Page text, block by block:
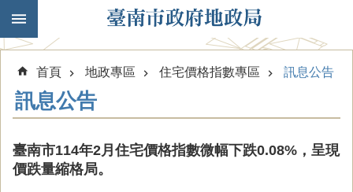
跳到主要內容區塊
首頁 地政專區 住宅價格指數專區 訊息公告
訊息公告
臺南市114年2月住宅價格指數微幅下跌0.08%，呈現
價跌量縮格局。